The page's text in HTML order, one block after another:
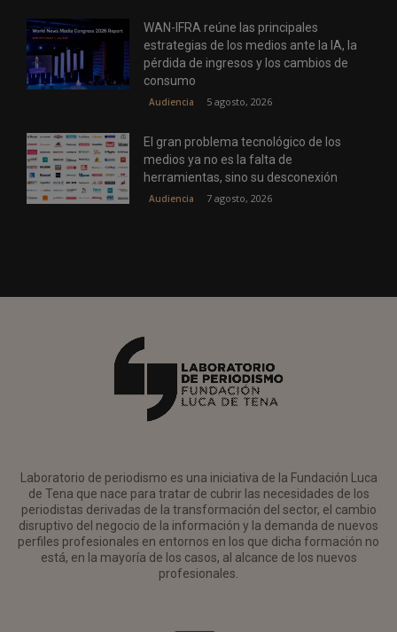
WAN-IFRA reúne las principales
estrategias de los medios ante la IA, la
pérdida de ingresos y los cambios de
consumo
Audiencia 5 agosto, 2026
El gran problema tecnológico de los
medios ya no es la falta de
herramientas, sino su desconexión
Audiencia 7 agosto, 2026
Laboratorio de periodismo es una iniciativa de la Fundación Luca
de Tena que nace para tratar de cubrir las necesidades de los
periodistas derivadas de la transformación del sector, el cambio
disruptivo del negocio de la información y la demanda de nuevos
perfiles profesionales en entornos en los que dicha formación no
está, en la mayoría de los casos, al alcance de los nuevos
profesionales.